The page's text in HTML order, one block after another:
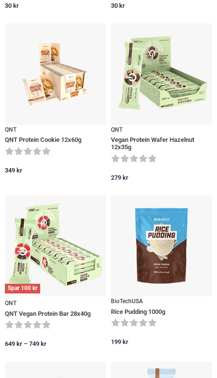
30 kr 30 kr
QNT
QNT Protein Cookie 12x60g
349 kr
QNT
Vegan Protein Wafer Hazelnut
12x35g
279 kr
Spar 100 kr
QNT
QNT Vegan Protein Bar 28x40g
649 kr – 749 kr
BioTechUSA
Rice Pudding 1000g
199 kr